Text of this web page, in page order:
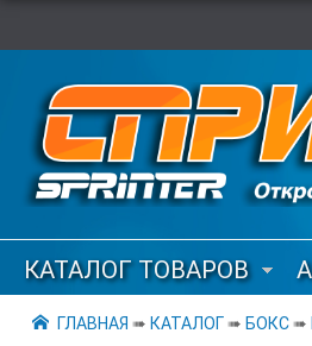
КАТАЛОГ ТОВАРОВ
ГЛАВНАЯ ➠ КАТАЛОГ➠ БОКС➠